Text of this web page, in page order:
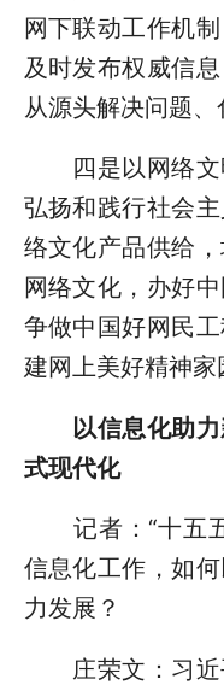
网下联动工作机
及时发布权威信
从源头解决问题、
四是以网络文
弘扬和践行社会
络文化产品供给
网络文化，办好
争做中国好网民
建网上美好精神家
以信息化助
式现代化
记者：“十五五
信息化工作，如
力发展？
庄荣文：习近